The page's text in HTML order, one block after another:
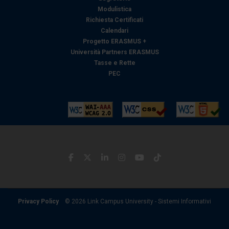
raccolto dal suo utilizzo dei loro servizi.
Modulistica
Richiesta Certificati
Calendari
Progetto ERASMUS +
Università Partners ERASMUS
Tasse e Rette
PEC
Privacy Policy © 2026 Link Campus University - Sistemi Informativi